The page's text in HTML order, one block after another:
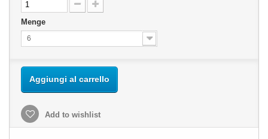
Menge
6
Aggiungi al carrello
Add to wishlist